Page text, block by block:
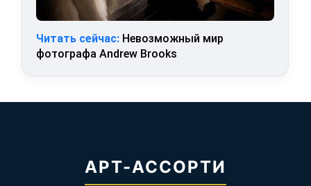
Читать сейчас: Невозможный мир
фотографа Andrew Brooks
АРТ-АССОРТИ